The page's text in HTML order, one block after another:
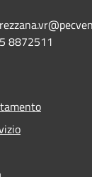
8872511